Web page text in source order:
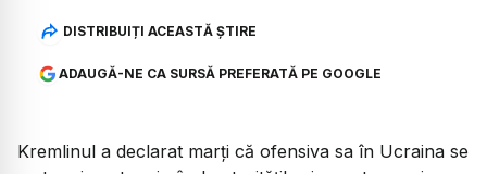
DISTRIBUIȚI ACEASTĂ ȘTIRE
ADAUGĂ-NE CA SURSĂ PREFERATĂ PE GOOGLE
Kremlinul a declarat marţi că ofensiva sa în Ucraina se